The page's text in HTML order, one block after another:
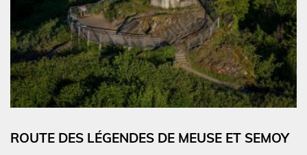
ROUTE DES LÉGENDES DE MEUSE ET SEMOY